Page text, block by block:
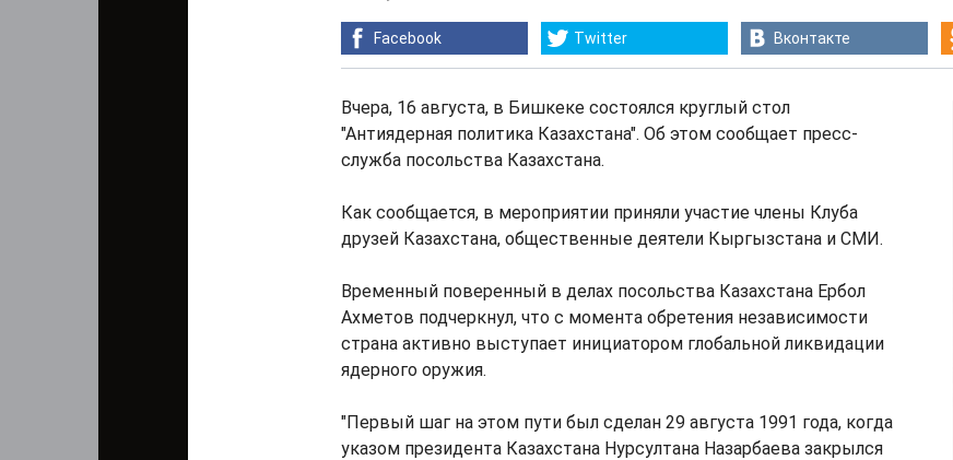
Facebook Twitter Вконтакте
Вчера, 16 августа, в Бишкеке состоялся круглый стол
"Антиядерная политика Казахстана". Об этом сообщает пресс-
служба посольства Казахстана.
Как сообщается, в мероприятии приняли участие члены Клуба
друзей Казахстана, общественные деятели Кыргызстана и СМИ.
Временный поверенный в делах посольства Казахстана Ербол
Ахметов подчеркнул, что с момента обретения независимости
страна активно выступает инициатором глобальной ликвидации
ядерного оружия.
"Первый шаг на этом пути был сделан 29 августа 1991 года, когда
указом президента Казахстана Нурсултана Назарбаева закрылся